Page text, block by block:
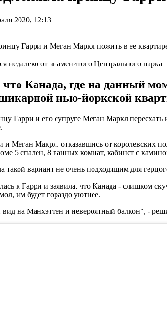
2020, 12:13
недалеко от знаменитого Центрального парка
Канада, где на данный
нью-йоркской
Гарри и его супруге Меган Маркл
и Меган Макрл, отказавшись от королевских
5 спален, 8 ванных комнат, кабинет с
такой вариант не очень подходящим для
к Гарри и заявила, что Канада - слишком
им будет гораздо уютнее.
на Манхэттен и невероятный балкон", -